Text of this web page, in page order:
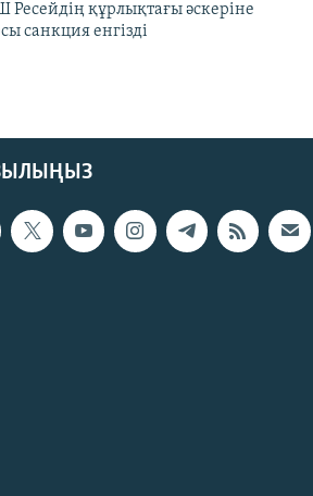
Ресейдің құрлықтағы әскеріне
санкция енгізді